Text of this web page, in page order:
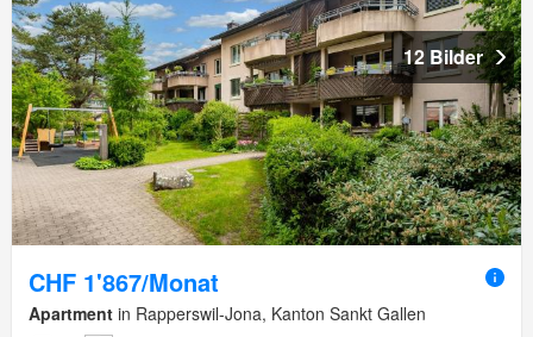
12 Bilder
CHF 1'867/Monat
Apartment in Rapperswil-Jona, Kanton Sankt Gallen